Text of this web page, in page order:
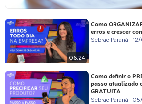
06:24
Como
erros e crescer
Sebrae Paraná
Como definir o
passo atualizado
GRATUITA
Sebrae Paraná